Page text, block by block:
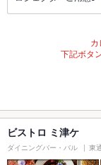
下記ボタ
ビストロ ミ津ケ
ダイニングバー・バル 東